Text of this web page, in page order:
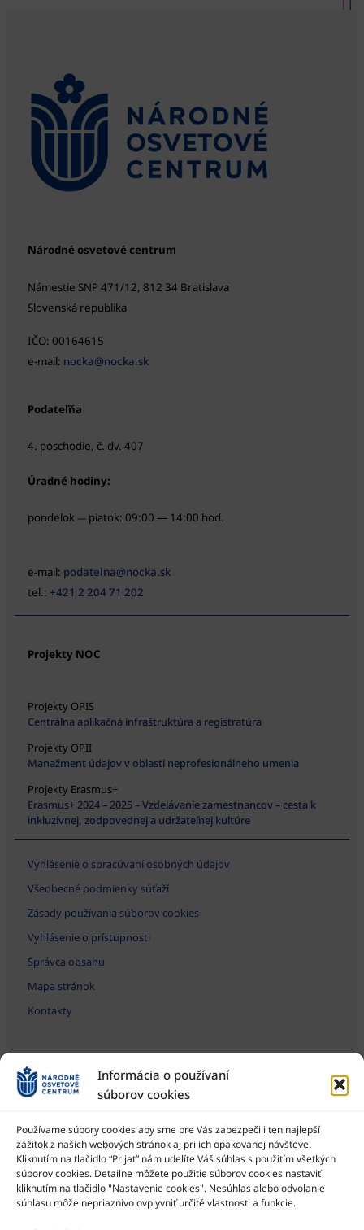
Informácia o používaní
súborov cookies
Používame súbory cookies aby sme pre Vás zabezpečili ten najlepší
zážitok z našich webových stránok aj pri ich opakovanej návšteve.
Kliknutím na tlačidlo “Prijať” nám udelíte Váš súhlas s použitím všetkých
súborov cookies. Detailne môžete použitie súborov cookies nastaviť
kliknutím na tlačidlo "Nastavenie cookies". Nesúhlas alebo odvolanie
súhlasu môže nepriaznivo ovplyvniť určité vlastnosti a funkcie.
Národné osvetové centrum
Námestie SNP 471/12, 812 34 Bratislava
Slovenská republika
IČO: 00164615
e-mail: nocka@nocka.sk
Podateľňa
4. poschodie, č. dv. 407
Úradné hodiny:
pondelok — piatok: 09:00 — 14:00 hod.
e-mail: podatelna@nocka.sk
tel.: +421 2 204 71 202
Projekty NOC
Projekty OPIS
Centrálna aplikačná infraštruktúra a registratúra
Projekty OPII
Manažment údajov v oblasti neprofesionálneho umenia
Projekty Erasmus+
Erasmus+ 2024 – 2025 – Vzdelávanie zamestnancov – cesta k
inkluzívnej, zodpovednej a udržateľnej kultúre
Vyhlásenie o spracúvaní osobných údajov
Všeobecné podmienky súťaží
Zásady používania súborov cookies
Vyhlásenie o prístupnosti
Správca obsahu
Mapa stránok
Kontakty
Národné osvetové centrum je štátna príspevková organizácia
Ministerstva kultúry SR